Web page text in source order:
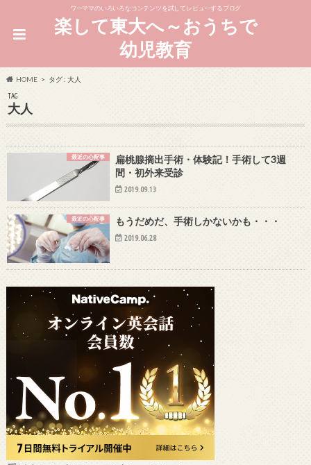
ワーママのいろいろなコンテンツを試してレビューするブログ
楽して東大へ～おうちで
幼児教育
HOME タグ : 大人
TAG
大人
最近の心配事
扁桃腺摘出手術・体験記！手術して3週
間・初外来受診
2019.09.13
最近の心配事 もうだめだ、手術しかないかも・・・
2019.06.28